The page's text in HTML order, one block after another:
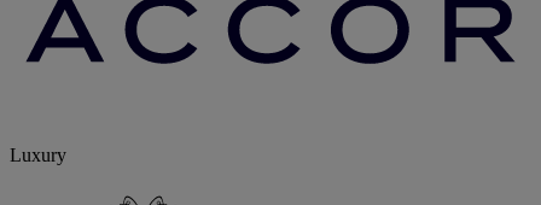
Luxury